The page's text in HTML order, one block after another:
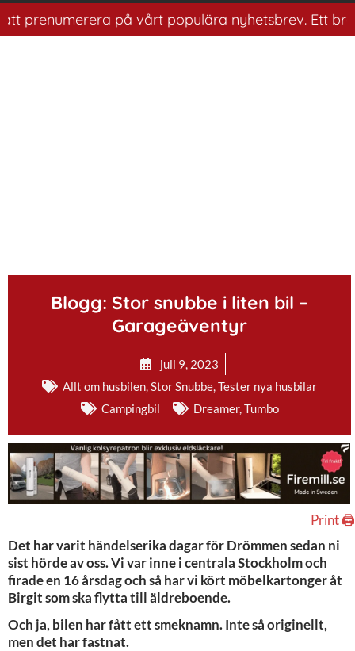
på vårt populära nyhetsbrev. Ett bra
Blogg: Stor snubbe i liten bil –
Garageäventyr
juli 9, 2023
Allt om husbilen,Stor Snubbe,Tester nya husbilar
Campingbil
Dreamer,Tumbo
Print 🖨
Det har varit händelserika dagar för Drömmen sedan ni
sist hörde av oss. Vi var inne i centrala Stockholm och
firade en 16 årsdag och så har vi kört möbelkartonger åt
Birgit som ska flytta till äldreboende.
Och ja, bilen har fått ett smeknamn. Inte så originellt,
men det har fastnat.